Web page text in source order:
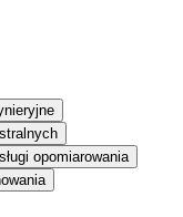
opomiarowania